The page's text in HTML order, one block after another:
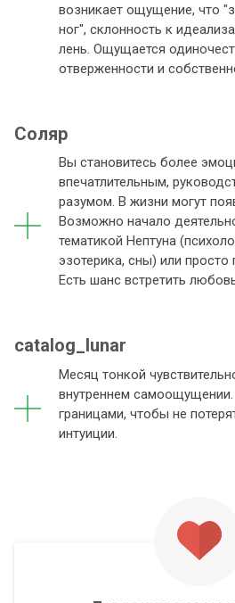
возникает ощущение, что
ног", склонность к
лень. Ощущается
отверженности и
Соляр
Вы становитесь более
впечатлительным,
разумом. В жизни могут
Возможно начало
тематикой Нептуна
эзотерика, сны) или
Есть шанс встретить
catalog_lunar
Месяц тонкой
внутреннем
границами, чтобы не
интуиции.